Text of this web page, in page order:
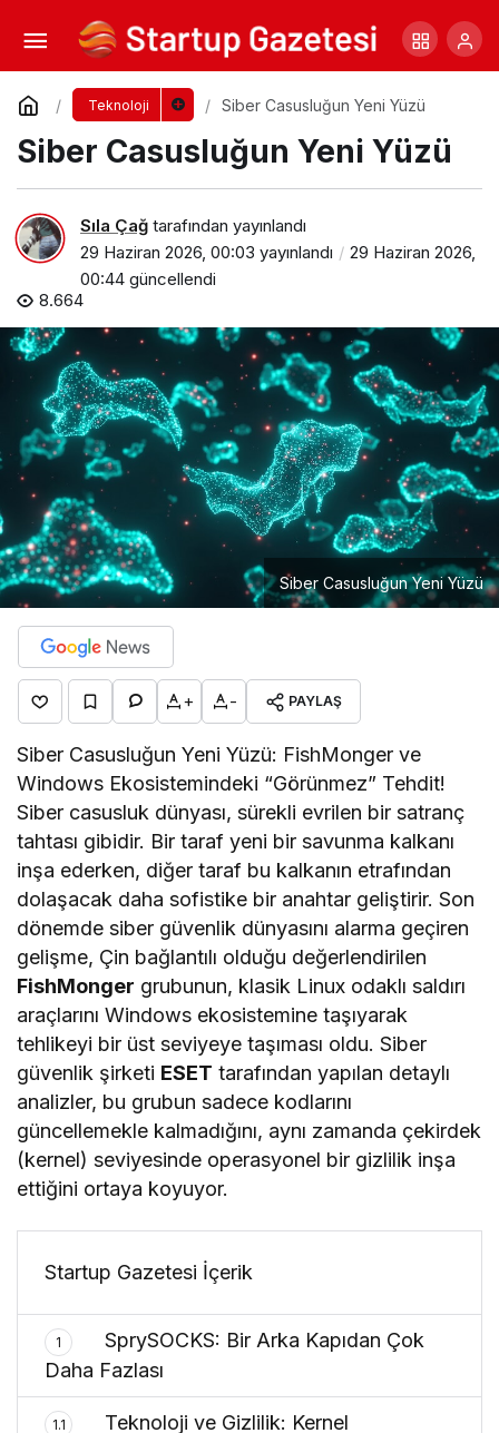
Teknoloji Siber Casusluğun Yeni Yüzü
Siber Casusluğun Yeni Yüzü
Sıla Çağ tarafından yayınlandı
29 Haziran 2026, 00:03 yayınlandı
29 Haziran 2026,
00:44 güncellendi
8.664
Siber Casusluğun Yeni Yüzü
+ - PAYLAŞ
Siber Casusluğun Yeni Yüzü: FishMonger ve
Windows Ekosistemindeki “Görünmez” Tehdit!
Siber casusluk dünyası, sürekli evrilen bir satranç
tahtası gibidir. Bir taraf yeni bir savunma kalkanı
inşa ederken, diğer taraf bu kalkanın etrafından
dolaşacak daha sofistike bir anahtar geliştirir. Son
dönemde siber güvenlik dünyasını alarma geçiren
gelişme, Çin bağlantılı olduğu değerlendirilen
FishMonger grubunun, klasik Linux odaklı saldırı
araçlarını Windows ekosistemine taşıyarak
tehlikeyi bir üst seviyeye taşıması oldu. Siber
güvenlik şirketi ESET tarafından yapılan detaylı
analizler, bu grubun sadece kodlarını
güncellemekle kalmadığını, aynı zamanda çekirdek
(kernel) seviyesinde operasyonel bir gizlilik inşa
ettiğini ortaya koyuyor.
Startup Gazetesi İçerik
1
SprySOCKS: Bir Arka Kapıdan Çok
Daha Fazlası
1.1
Teknoloji ve Gizlilik: Kernel
E-Ticaret Sitelerinde Güçlü Sunucu
Tercihinin Önemi
Yorum Yap Paylaş